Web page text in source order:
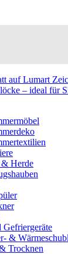
auf Lumart
– ideal für
Herde
&
Trocknen